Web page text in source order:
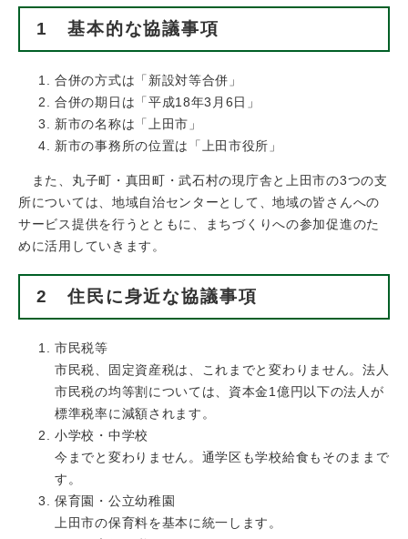
1 基本的な協議事項
合併の方式は「新設対等合併」
合併の期日は「平成18年3月6日」
新市の名称は「上田市」
新市の事務所の位置は「上田市役所」
また、丸子町・真田町・武石村の現庁舎と上田市の3つの支
所については、地域自治センターとして、地域の皆さんへの
サービス提供を行うとともに、まちづくりへの参加促進のた
めに活用していきます。
2 住民に身近な協議事項
市民税等
市民税、固定資産税は、これまでと変わりません。法人
市民税の均等割については、資本金1億円以下の法人が
標準税率に減額されます。
小学校・中学校
今までと変わりません。通学区も学校給食もそのままで
す。
保育園・公立幼稚園
上田市の保育料を基本に統一します。